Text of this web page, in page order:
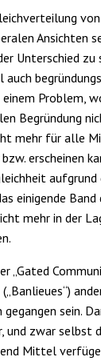
Ansichten
Unterschied
Problem,
Begründung
mehr für alle
erscheinen
aufgrund
einigende
mehr in der
„Gated
sein.
und zwar selbst
Mittel